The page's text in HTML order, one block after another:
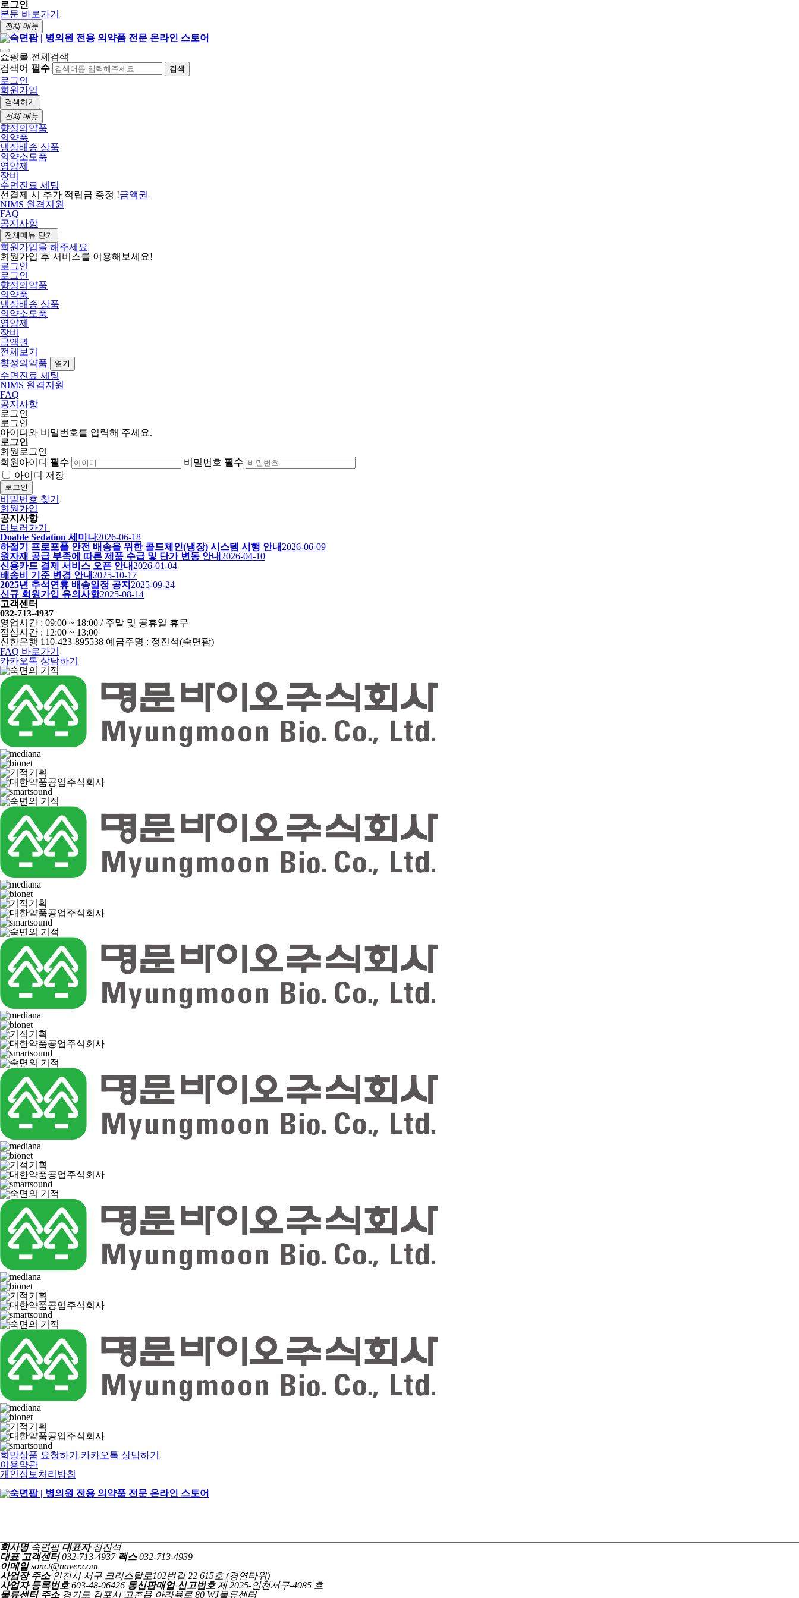
로그인
본문 바로가기
전체 메뉴
쇼핑몰 전체검색
검색어 필수 검색
로그인
회원가입
검색하기
전체 메뉴
향정의약품
의약품
냉장배송 상품
의약소모품
영양제
장비
수면진료 세팅
선결제 시 추가 적립금 증정 !금액권
NIMS 원격지원
FAQ
공지사항
전체메뉴 닫기
회원가입을 해주세요
회원가입 후 서비스를 이용해보세요!
로그인
로그인
향정의약품
의약품
냉장배송 상품
의약소모품
영양제
장비
금액권
전체보기
향정의약품
열기
수면진료 세팅
NIMS 원격지원
FAQ
공지사항
로그인
로그인
아이디와 비밀번호를 입력해 주세요.
로그인
회원로그인
회원아이디 필수 비밀번호 필수
아이디 저장
로그인
비밀번호 찾기
회원가입
공지사항
더보러가기
Doable Sedation 세미나2026-06-18
하절기 프로포폴 안전 배송을 위한 콜드체인(냉장) 시스템 시행 안내 2026-06-09
원자재 공급 부족에 따른 제품 수급 및 단가 변동 안내 2026-04-10
신용카드 결제 서비스 오픈 안내 2026-01-04
배송비 기준 변경 안내 2025-10-17
2025년 추석연휴 배송일정 공지 2025-09-24
신규 회원가입 유의사항2025-08-14
고객센터
032-713-4937
영업시간 : 09:00 ~ 18:00 / 주말 및 공휴일 휴무
점심시간 : 12:00 ~ 13:00
신한은행 110-423-895538 예금주명 : 정진석(숙면팜)
FAQ 바로가기
카카오톡 상담하기
희망상품 요청하기
카카오톡 상담하기
이용약관
개인정보처리방침
회사명숙면팜 대표자 정진석
대표 고객센터032-713-4937 팩스032-713-4939
이메일sonct@naver.com
사업장 주소 인천시 서구 크리스탈로102번길 22 615호 (경연타워)
사업자 등록번호603-48-06426 통신판매업 신고번호제 2025-인천서구-4085 호
물류센터 주소경기도 김포시 고촌읍 아라육로 80 WJ물류센터